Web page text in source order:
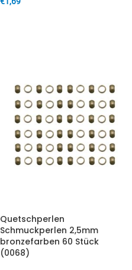
Quetschperlen
Schmuckperlen 2,5mm
bronzefarben 60 Stück
(0068)